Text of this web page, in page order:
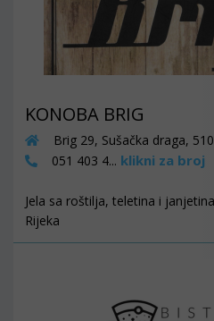
KONOBA BRIG
Brig 29, Sušačka draga,
051 403 4... klikni za broj
Jela sa roštilja, teletina i
Rijeka